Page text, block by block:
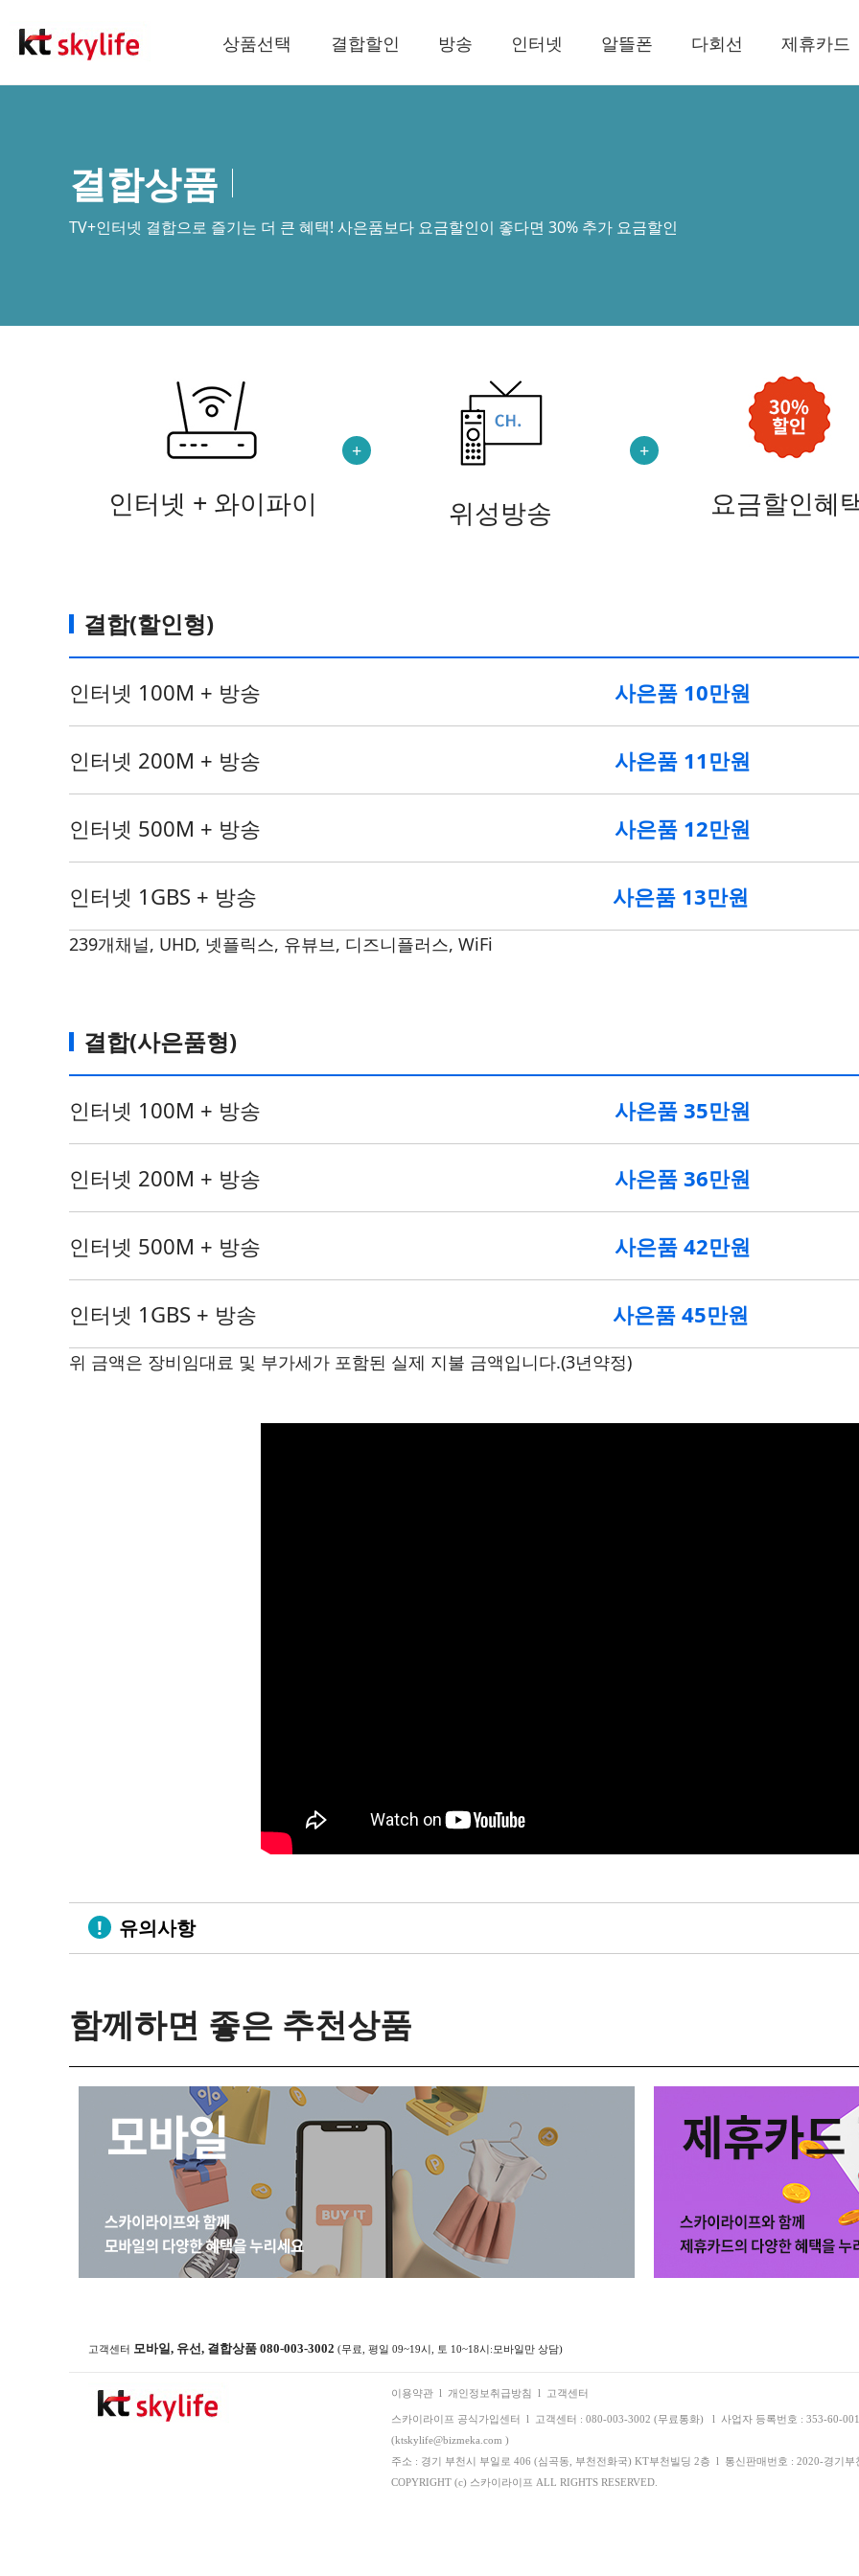
상품선택 결합할인 방송 인터넷 알뜰폰 다회선 제휴카드
결합상품
TV+인터넷 결합으로 즐기는 더 큰 혜택! 사은품보다 요금할인이 좋다면 30% 추가 요금할인
인터넷 + 와이파이 위성방송 요금할인혜
결합(할인형)
인터넷 100M + 방송 사은품 10만원
인터넷 200M + 방송 사은품 11만원
인터넷 500M + 방송 사은품 12만원
인터넷 1GBS + 방송 사은품 13만원
239개채널, UHD, 넷플릭스, 유뷰브, 디즈니플러스, WiFi
결합(사은품형)
인터넷 100M + 방송 사은품 35만원
인터넷 200M + 방송 사은품 36만원
인터넷 500M + 방송 사은품 42만원
인터넷 1GBS + 방송 사은품 45만원
위 금액은 장비임대료 및 부가세가 포함된 실제 지불 금액입니다.(3년약정)
유의사항
함께하면 좋은 추천상품
고객센터 모바일, 유선, 결합상품 080-003-3002 (무료, 평일 09~19시, 토 10~18시:모바일만 상담)
이용약관 l 개인정보취급방침 l 고객센터
스카이라이프 공식가입센터 l 고객센터 : 080-003-3002 (무료통화) l
사업자 등록번호 : 353-60-
(ktskylife@bizmeka.com )
주소 : 경기 부천시 부일로 406 (심곡동, 부천전화국) KT부천빌딩 2층 l
통신판매번호 : 2020-경기부
COPYRIGHT (c) 스카이라이프 ALL RIGHTS RESERVED.